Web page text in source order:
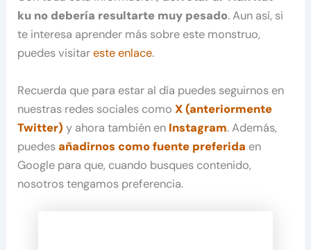
ku no debería resultarte muy pesado. Aun así, si
te interesa aprender más sobre este monstruo,
puedes visitareste enlace.
Recuerda que para estar al día puedes seguirnos en
nuestras redes sociales comoX (anteriormente
Twitter) y ahora también en Instagram. Además,
puedesañadirnos como fuente preferida en
Google para que, cuando busques contenido,
nosotros tengamos preferencia.